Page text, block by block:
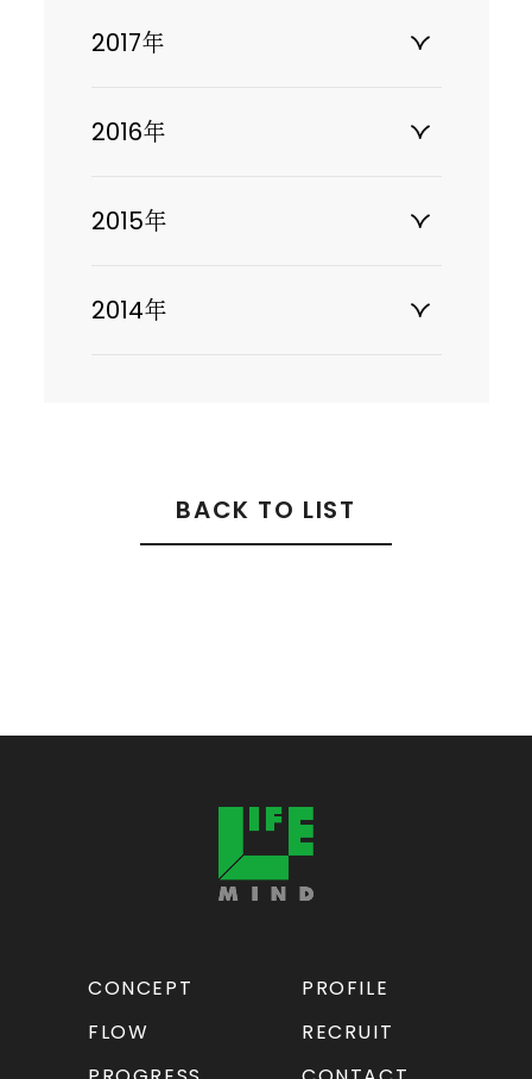
2017年
2016年
2015年
2014年
BACK TO LIST
CONCEPT
PROFILE
FLOW
RECRUIT